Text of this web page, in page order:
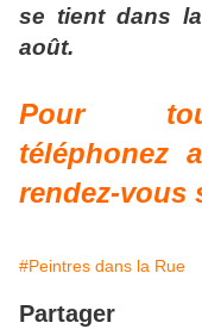
se tient dans
août.
Pour tout
téléphonez
rendez-vous
#Peintres dans la Rue
Partager